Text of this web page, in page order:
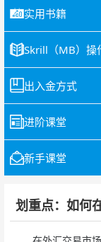
实用书籍
Skrill（MB）操
出入金方式
进阶课堂
新手课堂
划重点：如何